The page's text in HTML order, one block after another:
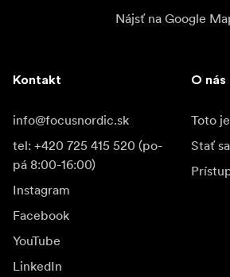
Nájsť na Google
Kontakt
info@focusnordic.sk
tel: +420 725 415 520 (po-
pá 8:00-16:00)
Instagram
Facebook
YouTube
LinkedIn
O nás
Toto
Stať